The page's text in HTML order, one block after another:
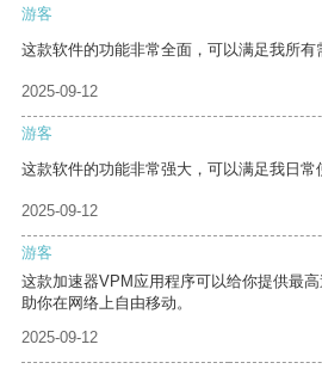
游客
这款软件的功能非常全面，可以满足我所有
2025-09-12
游客
这款软件的功能非常强大，可以满足我日常
2025-09-12
游客
这款加速器VPM应用程序可以给你提供最
助你在网络上自由移动。
2025-09-12